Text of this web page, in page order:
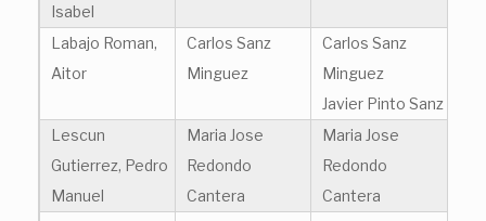
Isabel
Labajo Roman,
Aitor
Carlos Sanz
Minguez
Carlos Sanz
Minguez
Javier Pinto Sanz
Lescun
Gutierrez, Pedro
Manuel
Maria Jose
Redondo
Cantera
Maria Jose
Redondo
Cantera